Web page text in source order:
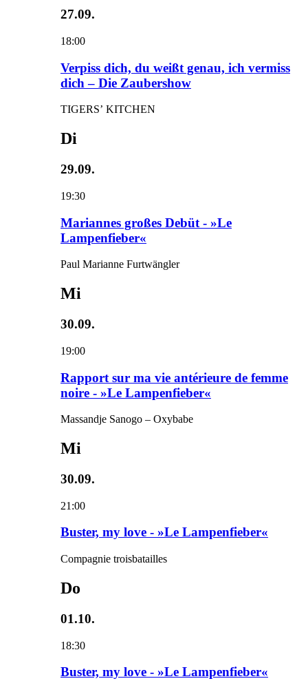
27.09.
18:00
Verpiss dich, du weißt genau, ich vermiss
dich – Die Zaubershow
TIGERS’ KITCHEN
Di
29.09.
19:30
Mariannes großes Debüt - »Le
Lampenfieber«
Paul Marianne Furtwängler
Mi
30.09.
19:00
Rapport sur ma vie antérieure de femme
noire - »Le Lampenfieber«
Massandje Sanogo – Oxybabe
Mi
30.09.
21:00
Buster, my love - »Le Lampenfieber«
Compagnie troisbatailles
Do
01.10.
18:30
Buster, my love - »Le Lampenfieber«